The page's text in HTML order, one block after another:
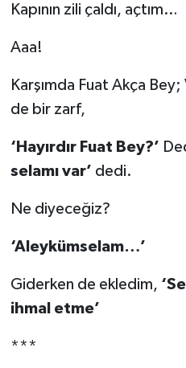
Kapının zili çaldı, açtım…
Aaa!
Karşımda Fuat Akça
de bir zarf,
‘Hayırdır Fuat Bey?’
selamı var’ dedi.
Ne diyeceğiz?
‘Aleykümselam…’
Giderken de ekledim,
ihmal etme’
***